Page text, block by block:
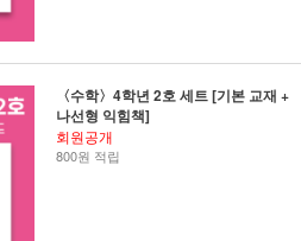
〈수학〉4학년 2호 세트 [기본 교재 +
나선형 익힘책]
회원공개
800원 적립